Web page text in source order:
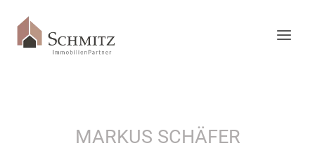
Inhalt
springen
MARKUS SCHÄFER